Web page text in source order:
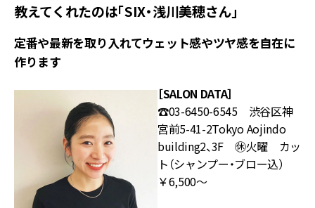
教えてくれたのは「SIX・浅川美穂さん」
定番や最新を取り入れてウェット感やツヤ感を自在に
作ります
［SALON DATA］
☎️03-6450-6545 渋谷区神
宮前5-41-2Tokyo Aojindo
building2、3F ㊡火曜 カッ
ト（シャンプー・ブロー込）
￥6,500～